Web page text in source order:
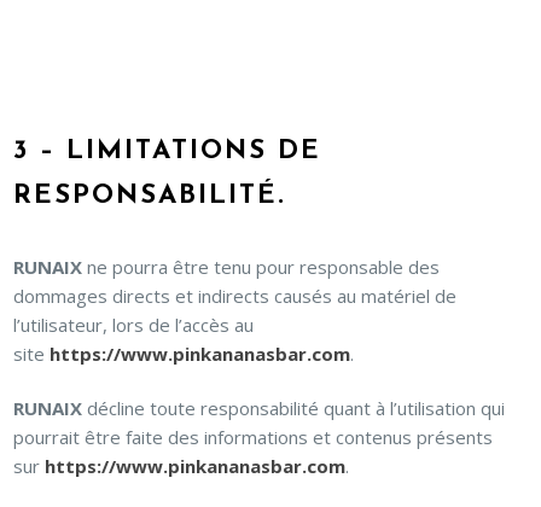
3 – LIMITATIONS DE
RESPONSABILITÉ.
RUNAIX ne pourra être tenu pour responsable des
dommages directs et indirects causés au matériel de
l’utilisateur, lors de l’accès au
site https://www.pinkananasbar.com.
RUNAIX décline toute responsabilité quant à l’utilisation qui
pourrait être faite des informations et contenus présents
sur https://www.pinkananasbar.com.